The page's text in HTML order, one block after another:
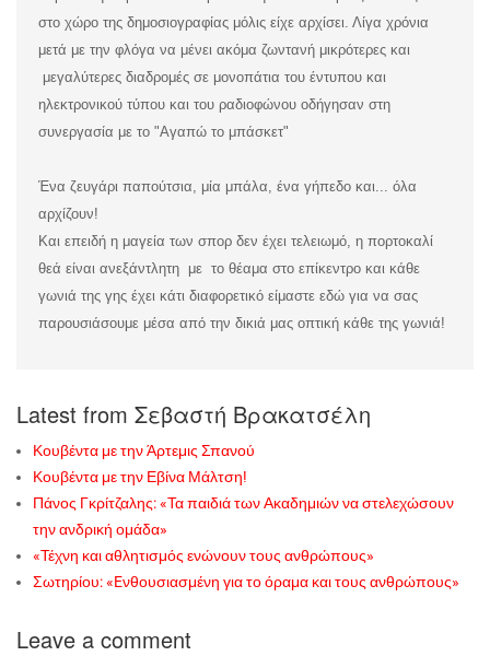
στο χώρο της δημοσιογραφίας μόλις είχε αρχίσει. Λίγα χρόνια
μετά με την φλόγα να μένει ακόμα ζωντανή μικρότερες και
μεγαλύτερες διαδρομές σε μονοπάτια του έντυπου και
ηλεκτρονικού τύπου και του ραδιοφώνου οδήγησαν στη
συνεργασία με το "Αγαπώ το μπάσκετ"
Ένα ζευγάρι παπούτσια, μία μπάλα, ένα γήπεδο και... όλα
αρχίζουν!
Και επειδή η μαγεία των σπορ δεν έχει τελειωμό, η πορτοκαλί
θεά είναι ανεξάντλητη με το θέαμα στο επίκεντρο και κάθε
γωνιά της γης έχει κάτι διαφορετικό είμαστε εδώ για να σας
παρουσιάσουμε μέσα από την δικιά μας οπτική κάθε της γωνιά!
Latest from Σεβαστή Βρακατσέλη
Κουβέντα με την Άρτεμις Σπανού
Κουβέντα με την Εβίνα Μάλτση!
Πάνος Γκρίτζαλης: «Τα παιδιά των Ακαδημιών να στελεχώσουν
την ανδρική ομάδα»
«Τέχνη και αθλητισμός ενώνουν τους ανθρώπους»
Σωτηρίου: «Eνθουσιασμένη για το όραμα και τους ανθρώπους»
Leave a comment